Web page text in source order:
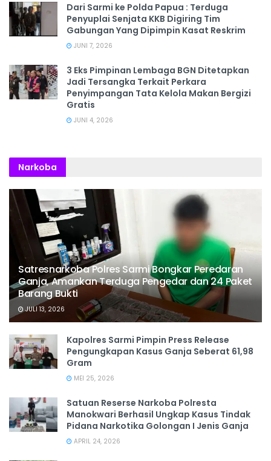
Dari Sarmi ke Polda Papua : Terduga
Penyuplai Senjata KKB Digiring Tim
Gabungan Yang Dipimpin Kasat Reskrim
JUNI 7, 2026
3 Eks Pimpinan Lembaga BGN Ditetapkan
Jadi Tersangka Terkait Perkara
Penyimpangan Tata Kelola Makan Bergizi
Gratis
JUNI 4, 2026
Narkoba
Satresnarkoba Polres Sarmi Bongkar Peredaran
Ganja, Amankan Terduga Pengedar dan 24 Paket
Barang Bukti
JULI 13, 2026
Kapolres Sarmi Pimpin Press Release
Pengungkapan Kasus Ganja Seberat 61,98
Gram
MEI 25, 2026
Satuan Reserse Narkoba Polresta
Manokwari Berhasil Ungkap Kasus Tindak
Pidana Narkotika Golongan I Jenis Ganja
APRIL 24, 2026